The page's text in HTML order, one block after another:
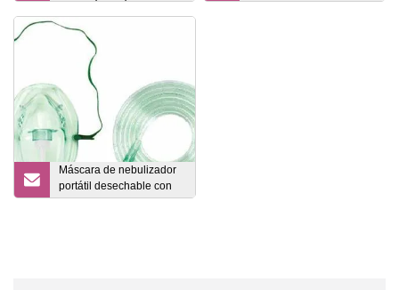
inyección estéril
ecogénica
para materiales de
Máscara de nebulizador
portátil desechable con
taza para hospital de